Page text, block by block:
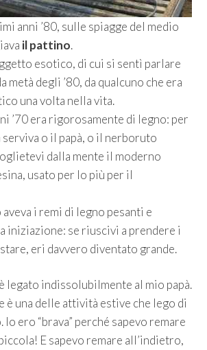
anni ’80, sulle spiagge del medio
il pattino.
esotico, di cui si sentì parlare
metà degli ’80, da qualcuno che era
una volta nella vita.
’70 era rigorosamente di legno: per
o il papà, o il nerboruto
dalla mente il moderno
usato per lo più per il
i remi di legno pesanti e
iniziazione: se riuscivi a prendere i
eri davvero diventato grande.
legato indissolubilmente al mio papà.
è una delle attività estive che lego di
ero “brava” perché sapevo remare
E sapevo remare all’indietro,